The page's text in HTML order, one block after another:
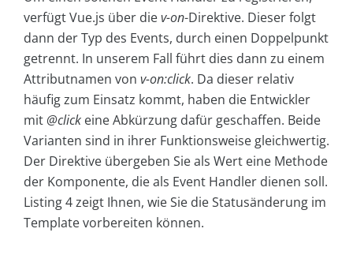
verfügt Vue.js über diev-on-Direktive. Dieser folgt
dann der Typ des Events, durch einen Doppelpunkt
getrennt. In unserem Fall führt dies dann zu einem
Attributnamen von v-on:click. Da dieser relativ
häufig zum Einsatz kommt, haben die Entwickler
mit@click eine Abkürzung dafür geschaffen. Beide
Varianten sind in ihrer Funktionsweise gleichwertig.
Der Direktive übergeben Sie als Wert eine Methode
der Komponente, die als Event Handler dienen soll.
Listing 4 zeigt Ihnen, wie Sie die Statusänderung im
Template vorbereiten können.